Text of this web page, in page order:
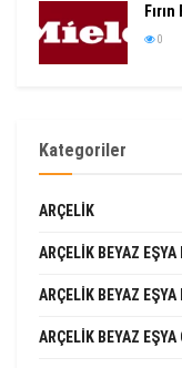
0
Kategoriler
ARÇELIK
ARÇELIK BEYAZ
ARÇELIK BEYAZ
ARÇELIK BEYAZ